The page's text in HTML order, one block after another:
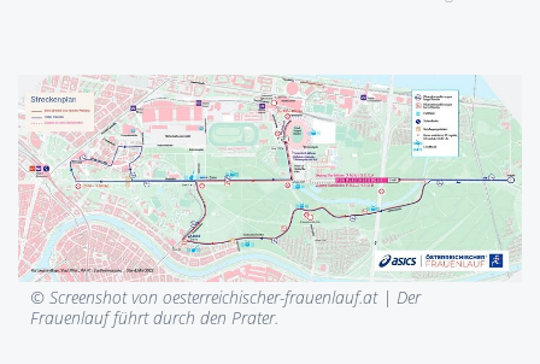
© Screenshot von oesterreichischer-frauenlauf.at | Der
Frauenlauf führt durch den Prater.